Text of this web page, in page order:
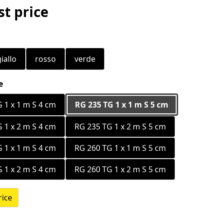
price
rosso verde
1 x 1 m S 4 cm
RG 235 TG 1 x 1 m S 5 cm
1 x 2 m S 4 cm
RG 235 TG 1 x 2 m S 5 cm
1 x 1 m S 4 cm
RG 260 TG 1 x 1 m S 5 cm
1 x 2 m S 4 cm
RG 260 TG 1 x 2 m S 5 cm